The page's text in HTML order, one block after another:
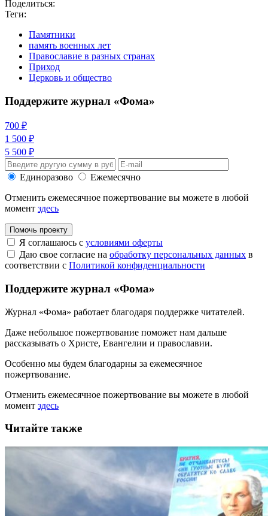
Поделиться:
Теги:
Памятники
память военных лет
Православие в разных странах
Приход
Церковь и общество
Поддержите журнал «Фома»
700 ₽
1 500 ₽
5 500 ₽
Единоразово
Ежемесячно
Отменить ежемесячное пожертвование вы можете в любой
момент здесь
Помочь проекту
Я соглашаюсь с условиями оферты
Даю свое согласие на обработку персональных данных в
соответствии с Политикой конфиденциальности
Поддержите журнал «Фома»
Журнал «Фома» работает благодаря поддержке читателей.
Даже небольшое пожертвование поможет нам дальше
рассказывать о Христе, Евангелии и православии.
Особенно мы будем благодарны за ежемесячное
пожертвование.
Отменить ежемесячное пожертвование вы можете в любой
момент здесь
Читайте также